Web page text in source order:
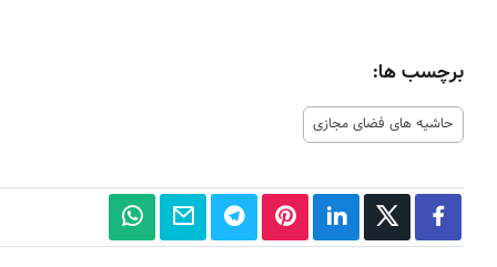
برچسب ها:
حاشیه های فضای مجازی